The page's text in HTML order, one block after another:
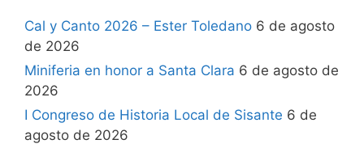
Cal y Canto 2026 – Ester Toledano 6 de agosto
de 2026
Miniferia en honor a Santa Clara 6 de agosto de
2026
I Congreso de Historia Local de Sisante 6 de
agosto de 2026